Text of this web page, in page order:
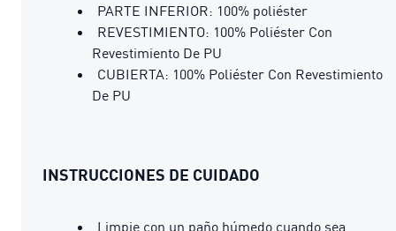
PARTE INFERIOR: 100% poliéster
REVESTIMIENTO: 100% Poliéster Con
Revestimiento De PU
CUBIERTA: 100% Poliéster Con Revestimiento
De PU
INSTRUCCIONES DE CUIDADO
Limpie con un paño húmedo cuando sea